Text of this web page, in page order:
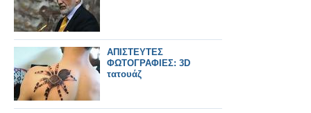
ΑΠΙΣΤΕΥΤΕΣ
ΦΩΤΟΓΡΑΦΙΕΣ: 3D
τατουάζ